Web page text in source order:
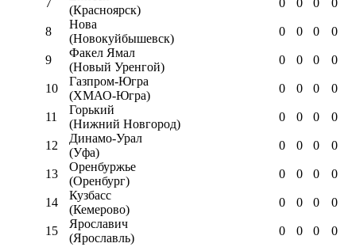
7
(Красноярск)
0 0 0 0
8
Нова
(Новокуйбышевск)
0 0 0 0
9
Факел Ямал
(Новый Уренгой)
0 0 0 0
10
Газпром-Югра
(ХМАО-Югра)
0 0 0 0
11
Горький
(Нижний Новгород)
0 0 0 0
12
Динамо-Урал
(Уфа)
0 0 0 0
13
Оренбуржье
(Оренбург)
0 0 0 0
14
Кузбасс
(Кемерово)
0 0 0 0
15
Ярославич
(Ярославль)
0 0 0 0